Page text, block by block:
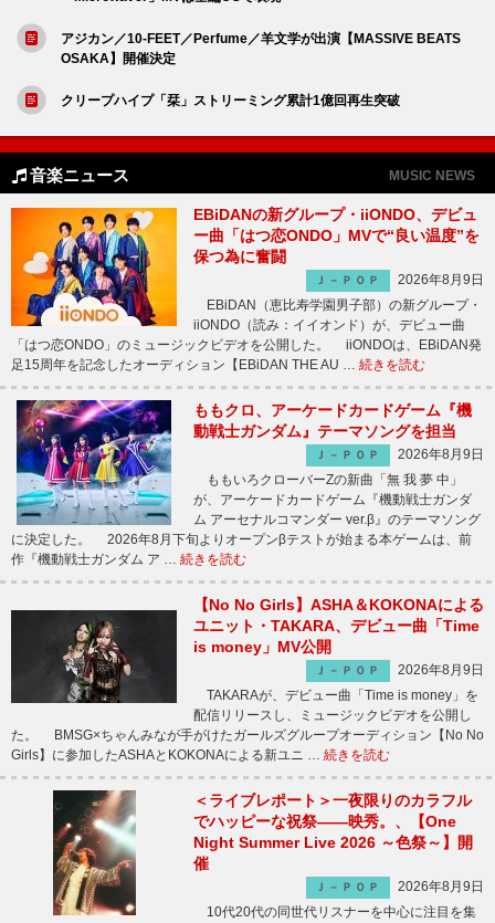
アジカン／10-FEET／Perfume／羊文学が出演【MASSIVE BEATS
OSAKA】開催決定
クリープハイプ「栞」ストリーミング累計1億回再生突破
音楽ニュース MUSIC NEWS
EBiDANの新グループ・iiONDO、デビュ
ー曲「はつ恋ONDO」MVで“良い温度”を
保つ為に奮闘
Ｊ－ＰＯＰ
2026年8月9日
EBiDAN（恵比寿学園男子部）の新グループ・
iiONDO（読み：イイオンド）が、デビュー曲
「はつ恋ONDO」のミュージックビデオを公開した。 iiONDOは、EBiDAN発
足15周年を記念したオーディション【EBiDAN THE AU … 続きを読む
ももクロ、アーケードカードゲーム『機
動戦士ガンダム』テーマソングを担当
Ｊ－ＰＯＰ
2026年8月9日
ももいろクローバーZの新曲「無 我 夢 中」
が、アーケードカードゲーム『機動戦士ガンダ
ム アーセナルコマンダー ver.β』のテーマソング
に決定した。 2026年8月下旬よりオープンβテストが始まる本ゲームは、前
作『機動戦士ガンダム ア … 続きを読む
【No No Girls】ASHA＆KOKONAによる
ユニット・TAKARA、デビュー曲「Time
is money」MV公開
Ｊ－ＰＯＰ
2026年8月9日
TAKARAが、デビュー曲「Time is money」を
配信リリースし、ミュージックビデオを公開し
た。 BMSG×ちゃんみなが手がけたガールズグループオーディション【No No
Girls】に参加したASHAとKOKONAによる新ユニ … 続きを読む
＜ライブレポート＞一夜限りのカラフル
でハッピーな祝祭――映秀。、【One
Night Summer Live 2026 ～色祭～】開
催
Ｊ－ＰＯＰ
2026年8月9日
10代20代の同世代リスナーを中心に注目を集